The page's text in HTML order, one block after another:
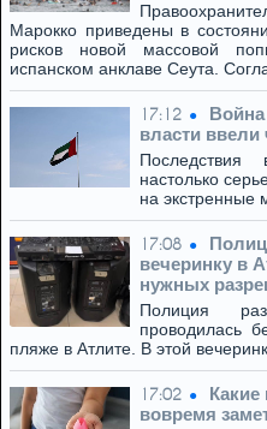
Марокко приведены в
рисков новой массовой
испанском анклаве Сеута.
17:12
власти
настолько
на экстренные
17:08
вечеринку в
нужных
Полиция
проводилась
пляже в Атлите. В этой
17:02
вовремя